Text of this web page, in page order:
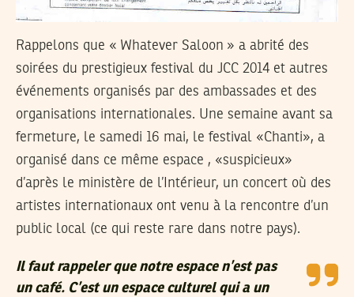
Rappelons que « Whatever Saloon » a abrité des
soirées du prestigieux festival du JCC 2014 et autres
événements organisés par des ambassades et des
organisations internationales. Une semaine avant sa
fermeture, le samedi 16 mai, le festival «Chanti», a
organisé dans ce même espace , «suspicieux»
d’après le ministère de l’Intérieur, un concert où des
artistes internationaux ont venu à la rencontre d’un
public local (ce qui reste rare dans notre pays).
Il faut rappeler que notre espace n’est pas
un café. C’est un espace culturel qui a un